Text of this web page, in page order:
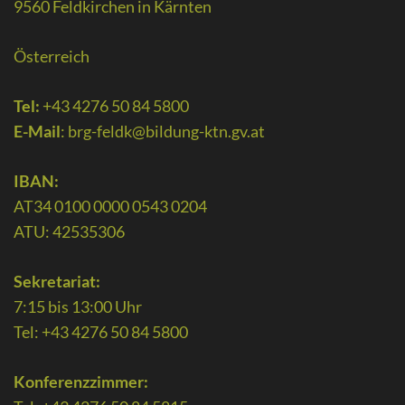
9560 Feldkirchen in Kärnten
Österreich
Tel: +43 4276 50 84 5800
E-Mail: brg-feldk@bildung-ktn.gv.at
IBAN:
AT34 0100 0000 0543 0204
ATU: 42535306
Sekretariat:
7:15 bis 13:00 Uhr
Tel: +43 4276 50 84 5800
Konferenzzimmer: